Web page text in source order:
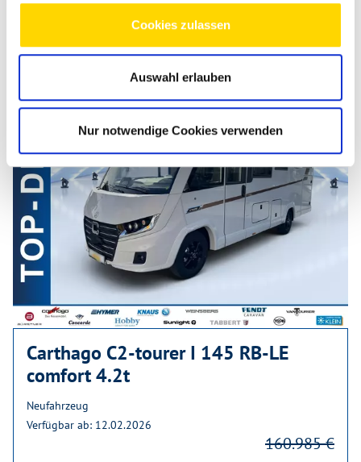
Cookies zulassen
Auswahl erlauben
Nur notwendige Cookies verwenden
Ähnliche Fahrzeuge
Carthago C2-tourer I 145 RB-LE
comfort 4.2t
Neufahrzeug
Verfügbar ab: 12.02.2026
160.985 €